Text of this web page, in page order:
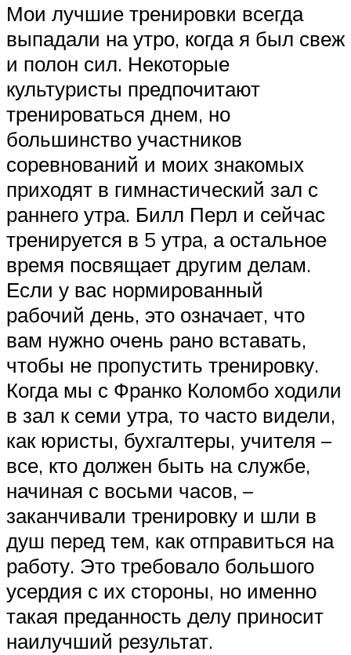
Мои лучшие тренировки всегда
выпадали на утро, когда я был свеж
и полон сил. Некоторые
культуристы предпочитают
тренироваться днем, но
большинство участников
соревнований и моих знакомых
приходят в гимнастический зал с
раннего утра. Билл Перл и сейчас
тренируется в 5 утра, а остальное
время посвящает другим делам.
Если у вас нормированный
рабочий день, это означает, что
вам нужно очень рано вставать,
чтобы не пропустить тренировку.
Когда мы с Франко Коломбо ходили
в зал к семи утра, то часто видели,
как юристы, бухгалтеры, учителя –
все, кто должен быть на службе,
начиная с восьми часов, –
заканчивали тренировку и шли в
душ перед тем, как отправиться на
работу. Это требовало большого
усердия с их стороны, но именно
такая преданность делу приносит
наилучший результат.